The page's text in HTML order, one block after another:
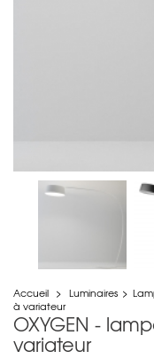
Accueil > Luminaires >
à variateur
OXYGEN -
variateur